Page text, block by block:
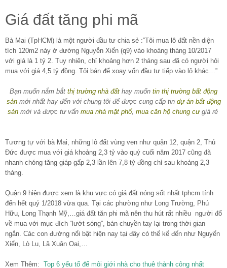
Giá đất tăng phi mã
Bà Mai (TpHCM) là một người đầu tư chia sẻ :”Tôi mua lô đất nền diện
tích 120m2 này ở đường Nguyễn Xiển (q9) vào khoảng tháng 10/2017
với giá là 1 tỷ 2. Tuy nhiên, chỉ khoảng hơn 2 tháng sau đã có người hỏi
mua với giá 4,5 tỷ đồng. Tôi bán để xoay vốn đầu tư tiếp vào lô khác…”
Bạn muốn nắm bắt thị trường nhà đất hay muốn tin thị trường bất động
sảnmới nhất hay đến với chung tôi để được cung cấp tin dự án bất động
sảnmới và được tư vấn mua nhà mặt phố, mua căn hộ chung cưgiá rẻ
Tương tự với bà Mai, những lô đất vùng ven như quận 12, quận 2, Thủ
Đức được mua với giá khoảng 2,3 tỷ vào quý cuối năm 2017 cũng đã
nhanh chóng tăng giáp gấp 2,3 lần lên 7,8 tỷ đồng chỉ sau khoảng 2,3
tháng.
Quận 9 hiện được xem là khu vực có giá đất nóng sốt nhất tphcm tính
đến hết quý 1/2018 vừa qua. Tại các phường như Long Trường, Phú
Hữu, Long Thạnh Mỹ,…giá đất tăn phi mã nên thu hút rất nhiều người đổ
về mua với mục đích “lướt sóng”, bán chuyền tay lại trong thời gian
ngắn. Các con đường nổi bật hiện nay tại đây có thể kể đến như Nguyển
Xiển, Lò Lu, Lã Xuân Oai,…
Xem Thêm: Top 6 yếu tố để môi giới nhà cho thuê thành công nhất